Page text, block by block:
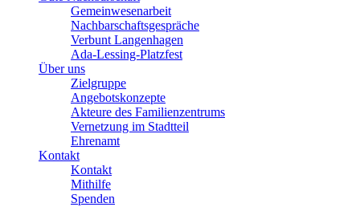
Gemeinwesenarbeit
Nachbarschaftsgespräche
Verbunt Langenhagen
Ada-Lessing-Platzfest
Über uns
Zielgruppe
Angebotskonzepte
Akteure des Familienzentrums
Vernetzung im Stadtteil
Ehrenamt
Kontakt
Kontakt
Mithilfe
Spenden